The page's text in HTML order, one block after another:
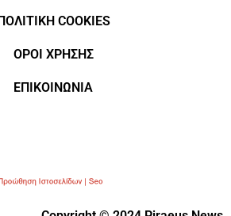
ΠΟΛΙΤΙΚΗ COOKIES
ΟΡΟΙ ΧΡΗΣΗΣ
ΕΠΙΚΟΙΝΩΝΙΑ